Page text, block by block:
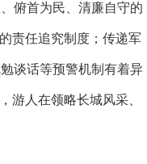
俯首为民、清廉自守的
责任追究制度；传递军
谈话等预警机制有着异
游人在领略长城风采、